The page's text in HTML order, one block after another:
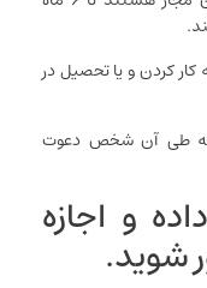
کار کردن و یا تحصیل در
که طی آن شخص دعوت
و اجازه
شوید.